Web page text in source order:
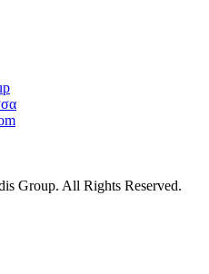
Group. All Rights Reserved.